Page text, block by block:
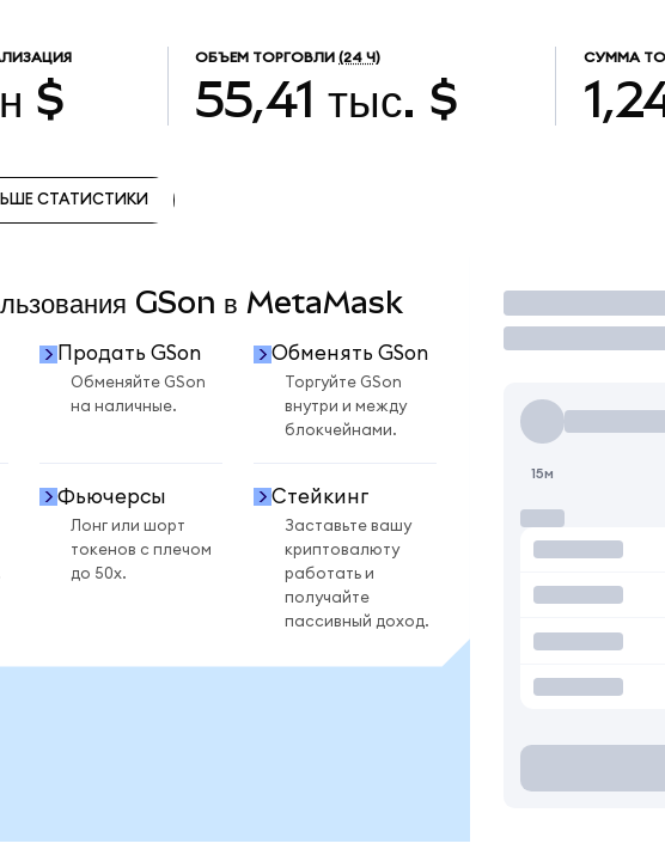
$
ОБЪЕМ ТОРГОВЛИ (24 Ч)
55,41 тыс. $
СУММА
СТАТИСТИКИ
GSon в MetaMask
Продать GSon
Обменяйте GSon
на наличные.
Обменять GSon
Торгуйте GSon
внутри и между
блокчейнами.
Фьючерсы
Лонг или шорт
токенов с плечом
до 50x.
Стейкинг
Заставьте вашу
криптовалюту
работать и
получайте
пассивный доход.
Торговать
15м